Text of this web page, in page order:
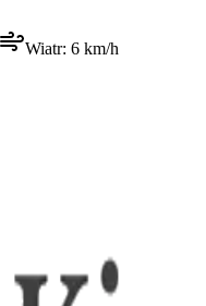
Wiatr: 6 km/h